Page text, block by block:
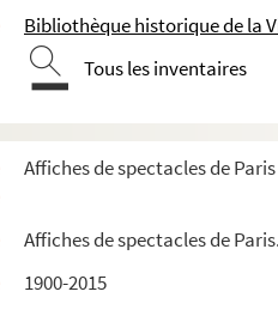
Bibliothèque historique de la
Tous les inventaires
Affiches de spectacles de
Affiches de spectacles de
1900-2015
des Fêtes
de Paris
d'architecture de Paris-La